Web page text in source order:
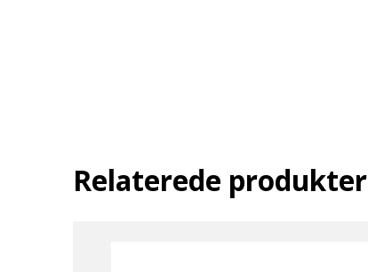
Relaterede produkter